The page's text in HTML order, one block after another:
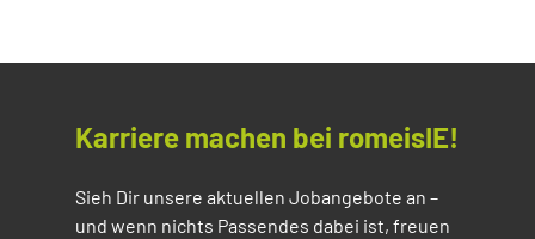
Karriere machen bei romeisIE!
Sieh Dir unsere aktuellen Jobangebote an –
und wenn nichts Passendes dabei ist, freuen